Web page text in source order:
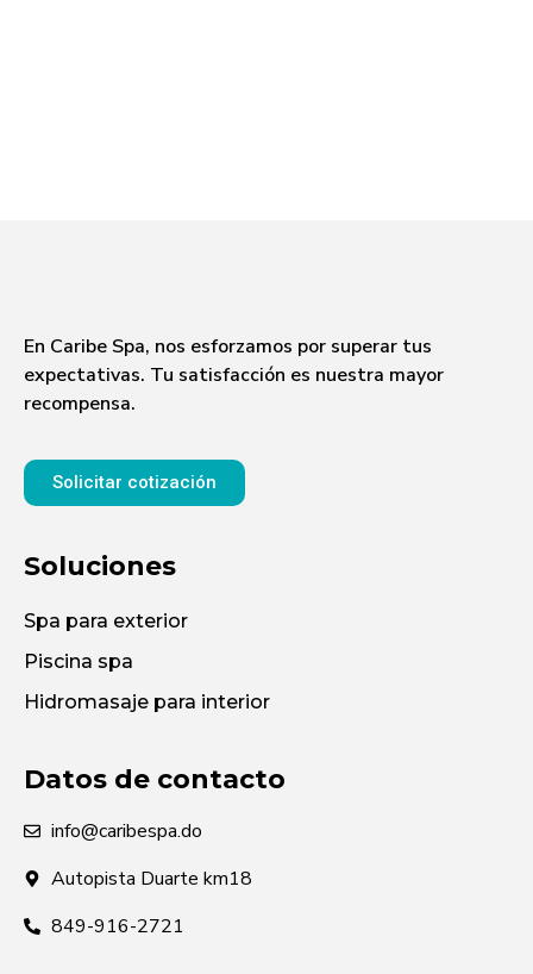
En Caribe Spa, nos esforzamos por superar tus
expectativas. Tu satisfacción es nuestra mayor
recompensa.
Solicitar cotización
Soluciones
Spa para exterior
Piscina spa
Hidromasaje para interior
Datos de contacto
info@caribespa.do
Autopista Duarte km18
849-916-2721